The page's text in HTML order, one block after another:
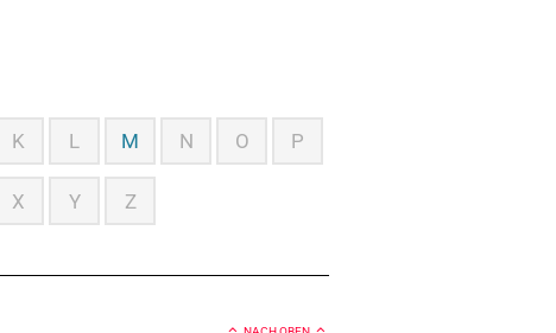
K L M N O P
X Y Z